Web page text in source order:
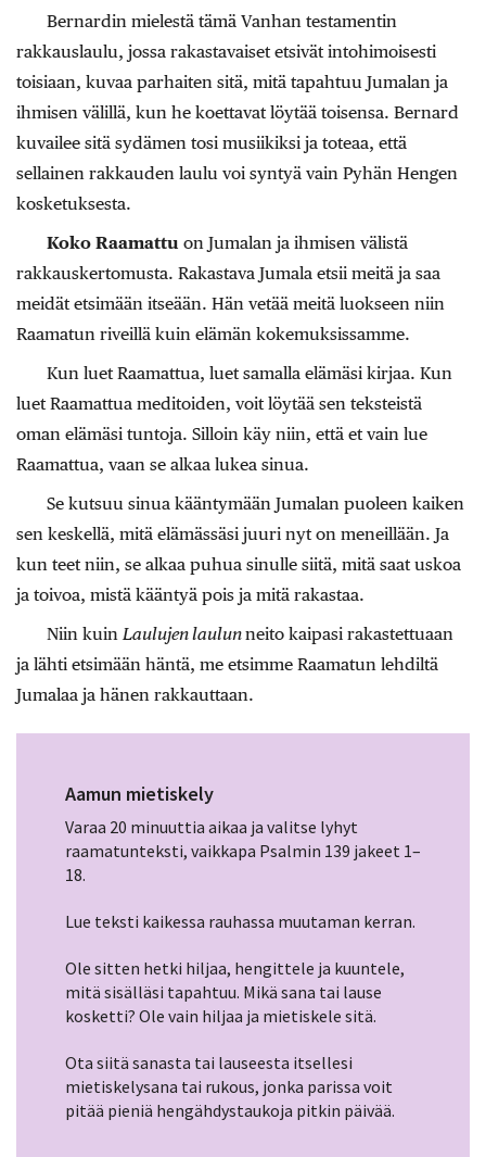
Bernardin mielestä tämä Vanhan testamentin
rakkauslaulu, jossa rakastavaiset etsivät intohimoisesti
toisiaan, kuvaa parhaiten sitä, mitä tapahtuu Jumalan ja
ihmisen välillä, kun he koettavat löytää toisensa. Bernard
kuvailee sitä sydämen tosi musiikiksi ja toteaa, että
sellainen rakkauden laulu voi syntyä vain Pyhän Hengen
kosketuksesta.
Koko Raamattu on Jumalan ja ihmisen välistä
rakkauskertomusta. Rakastava Jumala etsii meitä ja saa
meidät etsimään itseään. Hän vetää meitä luokseen niin
Raamatun riveillä kuin elämän kokemuksissamme.
Kun luet Raamattua, luet samalla elämäsi kirjaa. Kun
luet Raamattua meditoiden, voit löytää sen teksteistä
oman elämäsi tuntoja. Silloin käy niin, että et vain lue
Raamattua, vaan se alkaa lukea sinua.
Se kutsuu sinua kääntymään Jumalan puoleen kaiken
sen keskellä, mitä elämässäsi juuri nyt on meneillään. Ja
kun teet niin, se alkaa puhua sinulle siitä, mitä saat uskoa
ja toivoa, mistä kääntyä pois ja mitä rakastaa.
Niin kuin Laulujen laulunneito kaipasi rakastettuaan
ja lähti etsimään häntä, me etsimme Raamatun lehdiltä
Jumalaa ja hänen rakkauttaan.
Aamun mietiskely
Varaa 20 minuuttia aikaa ja valitse lyhyt
raamatunteksti, vaikkapa Psalmin 139 jakeet 1–
18.
Lue teksti kaikessa rauhassa muutaman kerran.
Ole sitten hetki hiljaa, hengittele ja kuuntele,
mitä sisälläsi tapahtuu. Mikä sana tai lause
kosketti? Ole vain hiljaa ja mietiskele sitä.
Ota siitä sanasta tai lauseesta itsellesi
mietiskelysana tai rukous, jonka parissa voit
pitää pieniä hengähdystaukoja pitkin päivää.